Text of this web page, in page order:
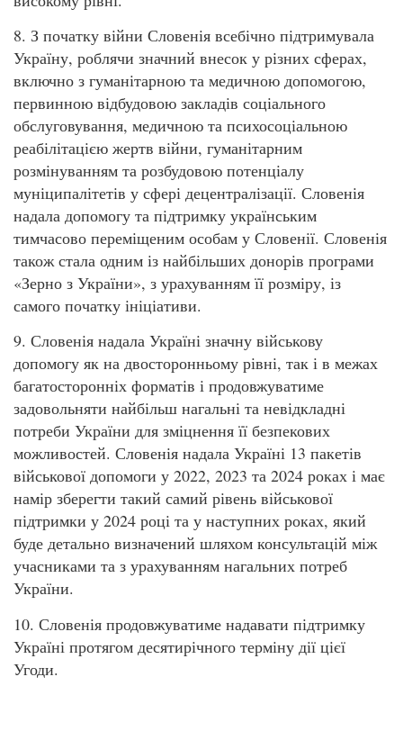
8. З початку війни Словенія всебічно підтримувала
Україну, роблячи значний внесок у різних сферах,
включно з гуманітарною та медичною допомогою,
первинною відбудовою закладів соціального
обслуговування, медичною та психосоціальною
реабілітацією жертв війни, гуманітарним
розмінуванням та розбудовою потенціалу
муніципалітетів у сфері децентралізації. Словенія
надала допомогу та підтримку українським
тимчасово переміщеним особам у Словенії. Словенія
також стала одним із найбільших донорів програми
«Зерно з України», з урахуванням її розміру, із
самого початку ініціативи.
9. Словенія надала Україні значну військову
допомогу як на двосторонньому рівні, так і в межах
багатосторонніх форматів і продовжуватиме
задовольняти найбільш нагальні та невідкладні
потреби України для зміцнення її безпекових
можливостей. Словенія надала Україні 13 пакетів
військової допомоги у 2022, 2023 та 2024 роках і має
намір зберегти такий самий рівень військової
підтримки у 2024 році та у наступних роках, який
буде детально визначений шляхом консультацій між
учасниками та з урахуванням нагальних потреб
України.
10. Словенія продовжуватиме надавати підтримку
Україні протягом десятирічного терміну дії цієї
Угоди.